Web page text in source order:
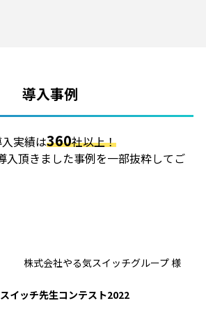
導入事例
実績は360社以上！
入頂きました事例を一部抜粋してご
株式会社やる気スイッチグループ 様
イッチ先生コンテスト2022